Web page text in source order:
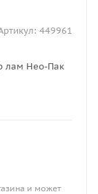
449961
лам Нео-Пак
и может